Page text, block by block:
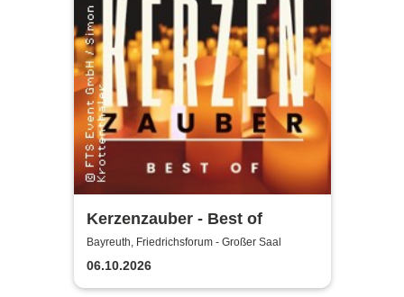
Kerzenzauber - Best of
Bayreuth, Friedrichsforum - Großer Saal
06.10.2026